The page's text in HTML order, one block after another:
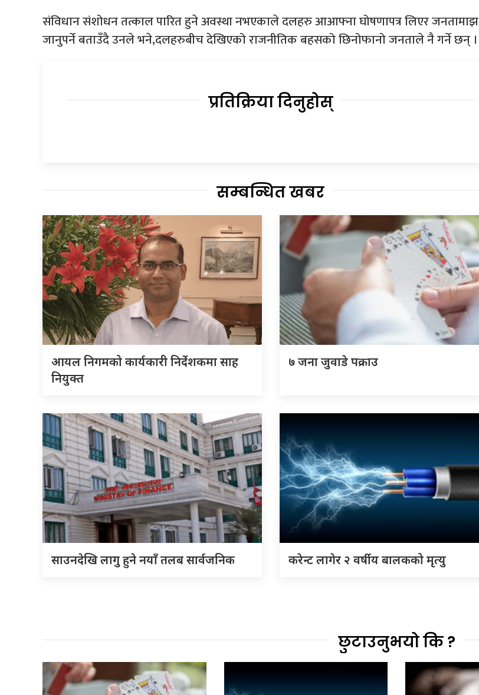
संविधान संशोधन तत्काल पारित हुने अवस्था नभएकाले दलहरु आआफ्ना घोषणापत्र लिएर जनतामाझ
जानुपर्ने बताउँदै उनले भने,दलहरुबीच देखिएको राजनीतिक बहसको छिनोफानो जनताले नै गर्ने छन् ।
प्रतिक्रिया दिनुहोस्
सम्बन्धित खबर
आयल निगमको कार्यकारी निर्देशकमा साह
नियुक्त
७ जना जुवाडे पक्राउ
साउनदेखि लागु हुने नयाँ तलब सार्वजनिक करेन्ट लागेर २ वर्षीय बालकको मृत्यु
छुटाउनुभयो कि ?